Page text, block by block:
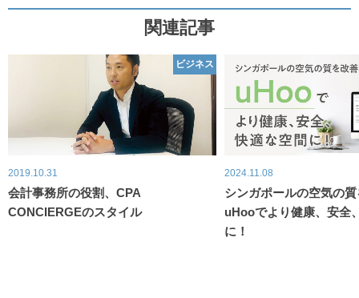
関連記事
ビジネス
2019.10.31
会計事務所の役割、CPA
CONCIERGEのスタイル
2024.11.08
シンガポールの空気の
uHooでより健康、安全
に！